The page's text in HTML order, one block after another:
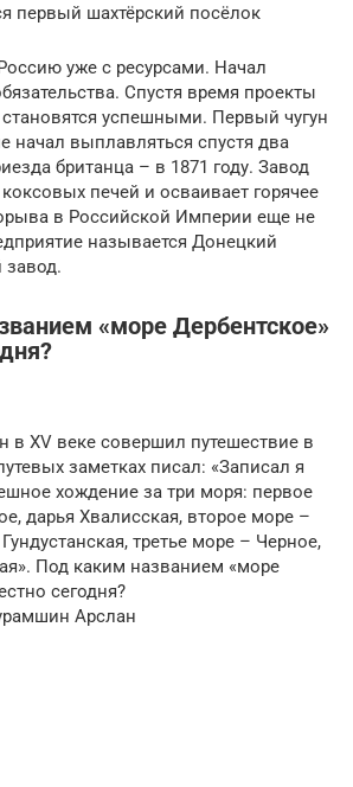
первый шахтёрский посёлок
уже с ресурсами. Начал
Спустя время проекты
успешными. Первый чугун
начал выплавляться спустя два
британца – в 1871 году. Завод
печей и осваивает горячее
в Российской Империи еще не
называется Донецкий
завод.
«море Дербентское»
в XV веке совершил путешествие в
заметках писал: «Записал я
хождение за три моря: первое
дарья Хвалисская, второе море –
третье море – Черное,
Под каким названием «море
сегодня?
Арслан